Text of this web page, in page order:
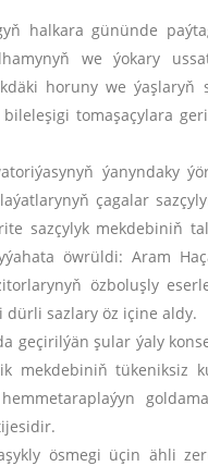
halkara gününde
we ýokary
horuny we
tomaşaçylara
ýanyndaky
çagalar
sazçylyk mekdebiniň
öwrüldi: Aram
özboluşly
sazlary öz içine aldy.
geçirilýän şular ýaly
tükeniksiz
ösmegi üçin ähli